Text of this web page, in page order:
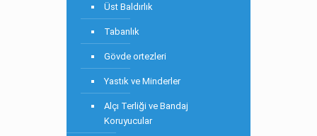
Üst Baldırlık
Tabanlık
Gövde ortezleri
Yastık ve Minderler
Alçı Terliği ve Bandaj
Koruyucular